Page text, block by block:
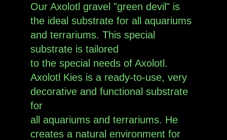
Our Axolotl gravel "green devil " is
the ideal substrate for all aquariums
and terrariums. This special
substrate is tailored
to the special needs of Axolotl.
Axolotl Kies is a ready-to-use, very
decorative and functional substrate
for
all aquariums and terrariums. He
creates a natural environment for